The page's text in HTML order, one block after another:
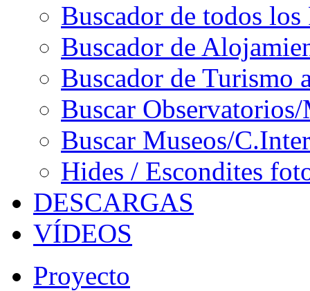
Buscador de todos los
Buscador de
Buscador de Turismo
Buscar
Buscar Museos/
Hides / Escondites
DESCARGAS
VÍDEOS
Proyecto